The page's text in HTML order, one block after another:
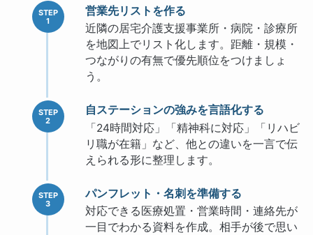
営業先リストを作る
近隣の居宅介護支援事業所・病院・診療所
を地図上でリスト化します。距離・規模・
つながりの有無で優先順位をつけましょ
う。
自ステーションの強みを言語化する
「24時間対応」「精神科に対応」「リハビ
リ職が在籍」など、他との違いを一言で伝
えられる形に整理します。
パンフレット・名刺を準備する
対応できる医療処置・営業時間・連絡先が
一目でわかる資料を作成。相手が後で思い